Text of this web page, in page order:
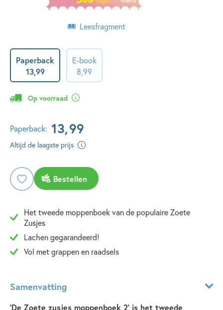
Leesfragment
Paperback
13,99
E-book
8 99
Op voorraad
Paperback: 13,99
Altijd de laagste prijs
Bestellen
Het tweede moppenboek van de populaire Zoete
Zusjes
Lachen gegarandeerd!
Vol met grappen en raadsels
Samenvatting
‘De Zoete zusjes moppenboek 2’ is het tweede